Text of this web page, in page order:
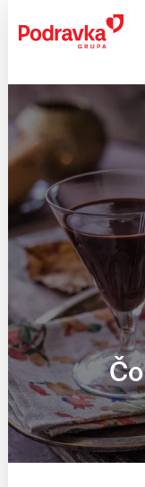
content